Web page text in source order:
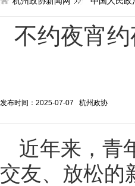
不约夜宵
发布时间：2025-07-07 杭州政协
近年来，青
交友、放松的